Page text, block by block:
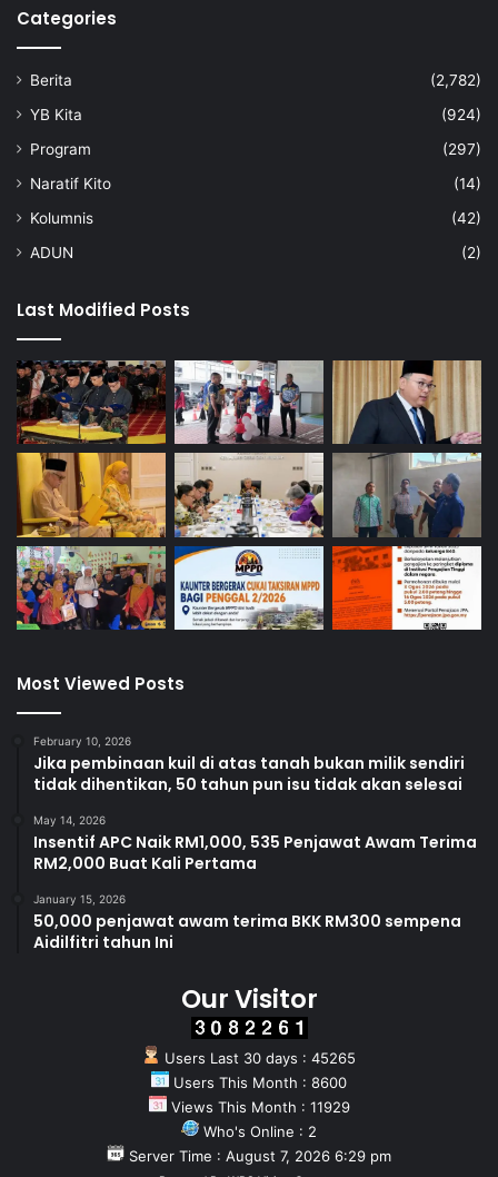
Categories
Berita
(2,782)
YB Kita
(924)
Program
(297)
Naratif Kito
(14)
Kolumnis
(42)
ADUN
(2)
Last Modified Posts
Most Viewed Posts
February 10, 2026
Jika pembinaan kuil di atas tanah bukan milik sendiri
tidak dihentikan, 50 tahun pun isu tidak akan selesai
May 14, 2026
Insentif APC Naik RM1,000, 535 Penjawat Awam Terima
RM2,000 Buat Kali Pertama
January 15, 2026
50,000 penjawat awam terima BKK RM300 sempena
Aidilfitri tahun Ini
Our Visitor
Users Last 30 days : 45265
Users This Month : 8600
Views This Month : 11929
Who's Online : 2
Server Time : August 7, 2026 6:29 pm